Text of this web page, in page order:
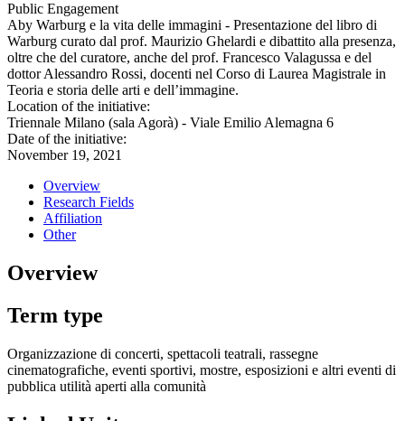
Public Engagement
Aby Warburg e la vita delle immagini - Presentazione del libro di
Warburg curato dal prof. Maurizio Ghelardi e dibattito alla presenza,
oltre che del curatore, anche del prof. Francesco Valagussa e del
dottor Alessandro Rossi, docenti nel Corso di Laurea Magistrale in
Teoria e storia delle arti e dell’immagine.
Location of the initiative:
Triennale Milano (sala Agorà) - Viale Emilio Alemagna 6
Date of the initiative:
November 19, 2021
Overview
Research Fields
Affiliation
Other
Overview
Term type
Organizzazione di concerti, spettacoli teatrali, rassegne
cinematografiche, eventi sportivi, mostre, esposizioni e altri eventi di
pubblica utilità aperti alla comunità